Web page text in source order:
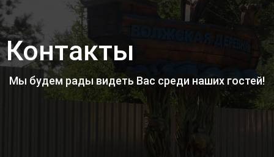
Контакты
Мы будем рады видеть Вас среди наших гостей!